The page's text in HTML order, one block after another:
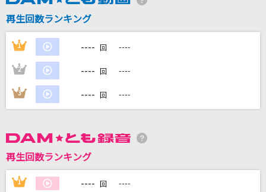
Blue Jeans(ビデオクリップバージョン)
HANA
DAMの新曲・ランキングなど
カラオケ最新情報をチェック！
カラオケをもっと楽しもう！
再生回数ランキング
1 ---- 回 ----
2 ---- 回 ----
3 ---- 回 ----
再生回数ランキング
1 ---- 回 ----